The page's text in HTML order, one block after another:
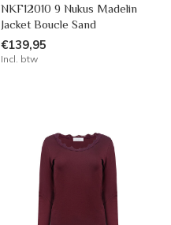
NKF12010 9 Nukus Madelin
Jacket Boucle Sand
€139,95
Incl. btw